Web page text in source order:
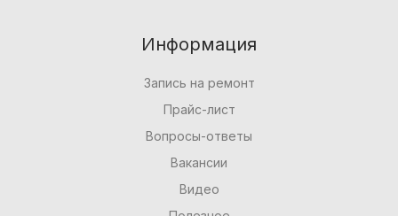
Информация
Запись на ремонт
Прайс-лист
Вопросы-ответы
Вакансии
Видео